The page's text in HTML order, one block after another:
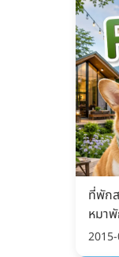
ที่พัก
หมา